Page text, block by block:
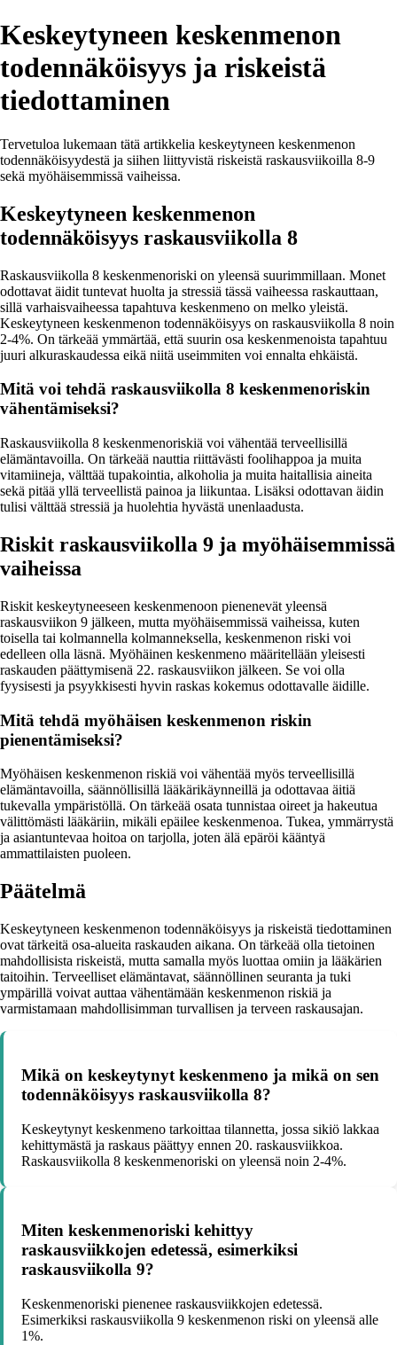
Keskeytyneen keskenmenon
todennäköisyys ja riskeistä
tiedottaminen
Tervetuloa lukemaan tätä artikkelia keskeytyneen keskenmenon
todennäköisyydestä ja siihen liittyvistä riskeistä raskausviikoilla 8-9
sekä myöhäisemmissä vaiheissa.
Keskeytyneen keskenmenon
todennäköisyys raskausviikolla 8
Raskausviikolla 8 keskenmenoriski on yleensä suurimmillaan. Monet
odottavat äidit tuntevat huolta ja stressiä tässä vaiheessa raskauttaan,
sillä varhaisvaiheessa tapahtuva keskenmeno on melko yleistä.
Keskeytyneen keskenmenon todennäköisyys on raskausviikolla 8 noin
2-4%. On tärkeää ymmärtää, että suurin osa keskenmenoista tapahtuu
juuri alkuraskaudessa eikä niitä useimmiten voi ennalta ehkäistä.
Mitä voi tehdä raskausviikolla 8 keskenmenoriskin
vähentämiseksi?
Raskausviikolla 8 keskenmenoriskiä voi vähentää terveellisillä
elämäntavoilla. On tärkeää nauttia riittävästi foolihappoa ja muita
vitamiineja, välttää tupakointia, alkoholia ja muita haitallisia aineita
sekä pitää yllä terveellistä painoa ja liikuntaa. Lisäksi odottavan äidin
tulisi välttää stressiä ja huolehtia hyvästä unenlaadusta.
Riskit raskausviikolla 9 ja myöhäisemmissä
vaiheissa
Riskit keskeytyneeseen keskenmenoon pienenevät yleensä
raskausviikon 9 jälkeen, mutta myöhäisemmissä vaiheissa, kuten
toisella tai kolmannella kolmanneksella, keskenmenon riski voi
edelleen olla läsnä. Myöhäinen keskenmeno määritellään yleisesti
raskauden päättymisenä 22. raskausviikon jälkeen. Se voi olla
fyysisesti ja psyykkisesti hyvin raskas kokemus odottavalle äidille.
Mitä tehdä myöhäisen keskenmenon riskin
pienentämiseksi?
Myöhäisen keskenmenon riskiä voi vähentää myös terveellisillä
elämäntavoilla, säännöllisillä lääkärikäynneillä ja odottavaa äitiä
tukevalla ympäristöllä. On tärkeää osata tunnistaa oireet ja hakeutua
välittömästi lääkäriin, mikäli epäilee keskenmenoa. Tukea, ymmärrystä
ja asiantuntevaa hoitoa on tarjolla, joten älä epäröi kääntyä
ammattilaisten puoleen.
Päätelmä
Keskeytyneen keskenmenon todennäköisyys ja riskeistä tiedottaminen
ovat tärkeitä osa-alueita raskauden aikana. On tärkeää olla tietoinen
mahdollisista riskeistä, mutta samalla myös luottaa omiin ja lääkärien
taitoihin. Terveelliset elämäntavat, säännöllinen seuranta ja tuki
ympärillä voivat auttaa vähentämään keskenmenon riskiä ja
varmistamaan mahdollisimman turvallisen ja terveen raskausajan.
Mikä on keskeytynyt keskenmeno ja mikä on sen
todennäköisyys raskausviikolla 8?
Keskeytynyt keskenmeno tarkoittaa tilannetta, jossa sikiö lakkaa
kehittymästä ja raskaus päättyy ennen 20. raskausviikkoa.
Raskausviikolla 8 keskenmenoriski on yleensä noin 2-4%.
Miten keskenmenoriski kehittyy
raskausviikkojen edetessä, esimerkiksi
raskausviikolla 9?
Keskenmenoriski pienenee raskausviikkojen edetessä.
Esimerkiksi raskausviikolla 9 keskenmenon riski on yleensä alle
1%.